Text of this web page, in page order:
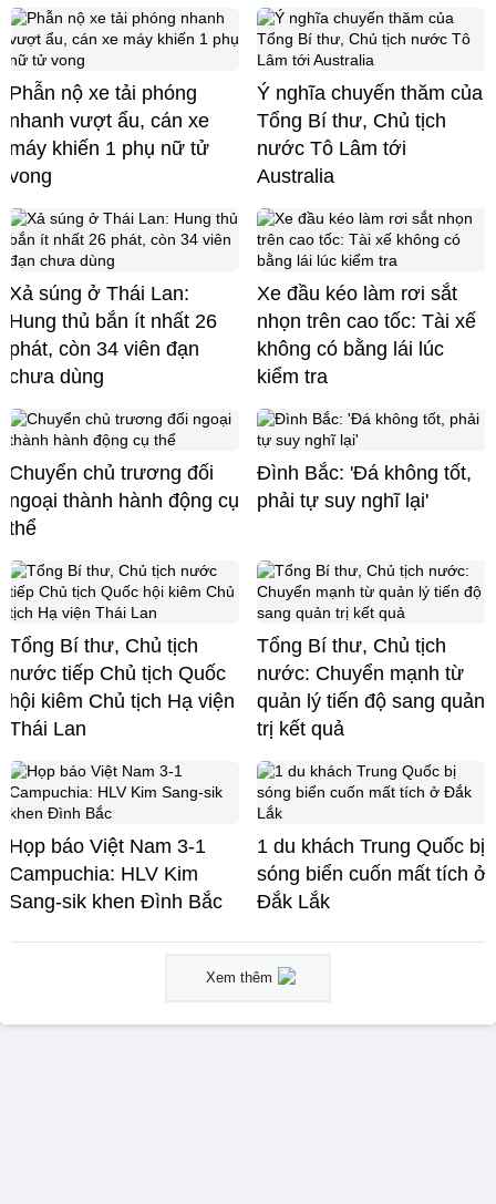
Phẫn nộ xe tải phóng
nhanh vượt ẩu, cán xe
máy khiến 1 phụ nữ tử
vong
Ý nghĩa chuyến thăm của
Tổng Bí thư, Chủ tịch
nước Tô Lâm tới
Australia
Xả súng ở Thái Lan:
Hung thủ bắn ít nhất 26
phát, còn 34 viên đạn
chưa dùng
Xe đầu kéo làm rơi sắt
nhọn trên cao tốc: Tài xế
không có bằng lái lúc
kiểm tra
Chuyển chủ trương đối
ngoại thành hành động cụ
thể
Đình Bắc: 'Đá không tốt,
phải tự suy nghĩ lại'
Tổng Bí thư, Chủ tịch
nước tiếp Chủ tịch Quốc
hội kiêm Chủ tịch Hạ viện
Thái Lan
Tổng Bí thư, Chủ tịch
nước: Chuyển mạnh từ
quản lý tiến độ sang quản
trị kết quả
Họp báo Việt Nam 3-1
Campuchia: HLV Kim
Sang-sik khen Đình Bắc
1 du khách Trung Quốc bị
sóng biển cuốn mất tích ở
Đắk Lắk
Xem thêm